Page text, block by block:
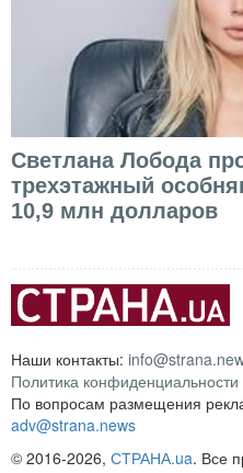
Светлана Лобода
трехэтажный
10,9 млн долларов
Наши контакты:
Политика конфиденциальности
По вопросам размещения
adv@strana.news
© 2016-2026, СТРАНА.ua. Все